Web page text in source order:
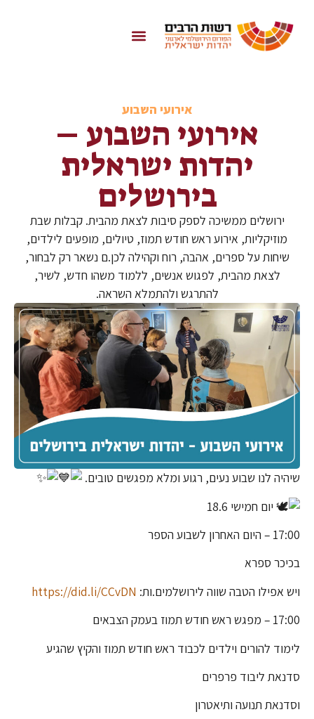
אירועי השבוע
אירועי השבוע –
יהדות ישראלית
בירושלים
ירושלים ממשיכה לספק סיבות לצאת מהבית. קבלות שבת
מוזיקליות, אירוע ראש חודש תמוז, טיולים, מופעים לילדים,
שיחות על ספרים, אהבה, רוח וקהילה לכן.ם נשאר רק לבחור,
לצאת מהבית, לפגוש אנשים, ללמוד משהו חדש, לשיר,
להתרגש ולהתמלא השראה.
שיהיה לנו שבוע נעים, רגוע ומלא מפגשים טובים.
יום חמישי 18.6
17:00 – היום האחרון לשבוע הספר
בכיכר ספרא
ויש אפילו הטבה שווה לירושלמים.ות: https://did.li/CCvDN
17:00 – מפגש ראש חודש תמוז בעמק הצבאים
לימוד להורים וילדים לכבוד ראש חודש תמוז והקיץ שהגיע
סדנאת ליבוד פרפרים
וסדנאת תנועה ותיאטרון